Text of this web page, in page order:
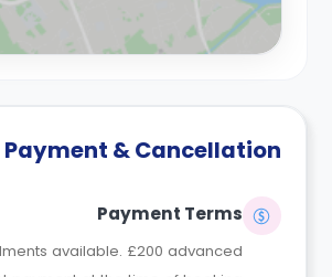
Payment & Cancellation
Payment Terms
available. £200 advanced